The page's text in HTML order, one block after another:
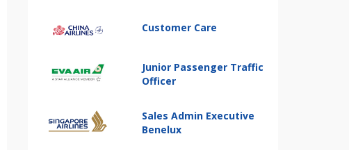
Customer Care
Junior Passenger Traffic
Officer
Sales Admin Executive
Benelux